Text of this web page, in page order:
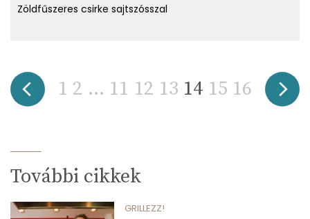
Zöldfűszeres csirke sajtszósszal
1 2 ... 11 12 13 14 15 16
További cikkek
GRILLEZZ!